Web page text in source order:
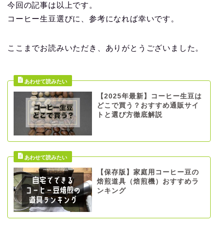
今回の記事は以上です。
コーヒー生豆選びに、参考になれば幸いです。
ここまでお読みいただき、ありがとうございました。
【2025年最新】コーヒー生豆は
どこで買う？おすすめ通販サイ
トと選び方徹底解説
【保存版】家庭用コーヒー豆の
焙煎道具（焙煎機）おすすめラ
ンキング